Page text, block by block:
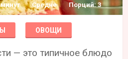
Средне Порций: 3
ОВОЩИ
— это типичное блюдо